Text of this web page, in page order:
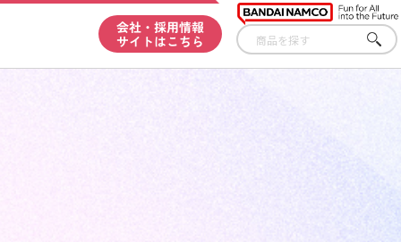
会社・採用情報
サイトはこちら
さが
す